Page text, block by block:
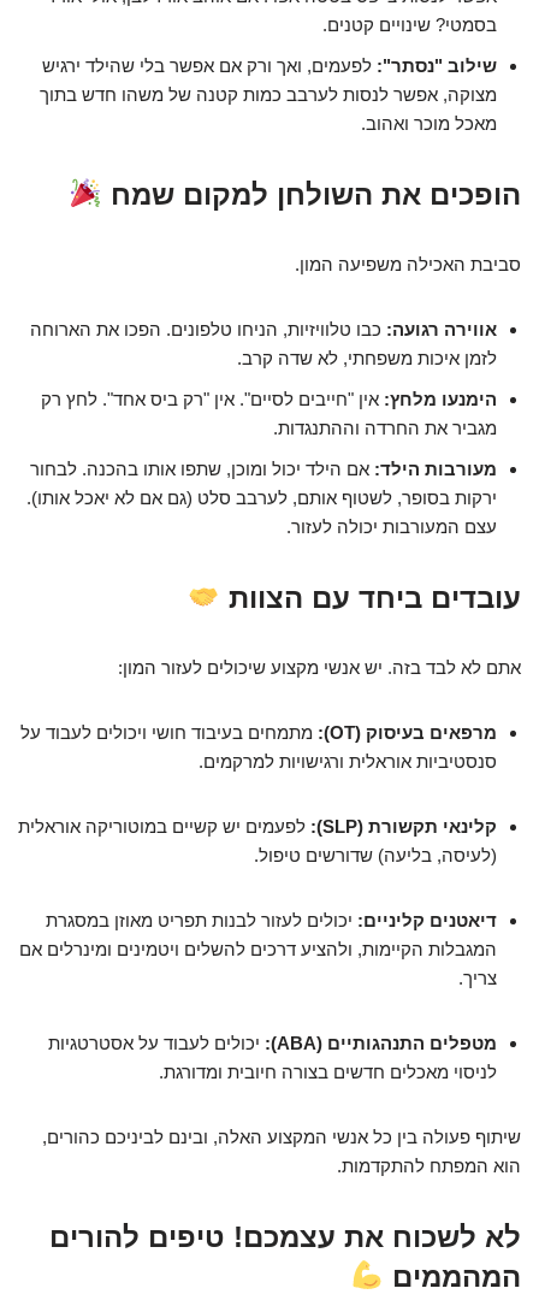
בסמטי? שינויים קטנים.
שילוב "נסתר": לפעמים, ואך ורק אם אפשר בלי שהילד ירגיש
מצוקה, אפשר לנסות לערבב כמות קטנה של משהו חדש בתוך
מאכל מוכר ואהוב.
הופכים את השולחן למקום שמח
סביבת האכילה משפיעה המון.
אווירה רגועה: כבו טלוויזיות, הניחו טלפונים. הפכו את הארוחה
לזמן איכות משפחתי, לא שדה קרב.
הימנעו מלחץ: אין "חייבים לסיים". אין "רק ביס אחד". לחץ רק
מגביר את החרדה וההתנגדות.
מעורבות הילד: אם הילד יכול ומוכן, שתפו אותו בהכנה. לבחור
ירקות בסופר, לשטוף אותם, לערבב סלט (גם אם לא יאכל אותו).
עצם המעורבות יכולה לעזור.
עובדים ביחד עם הצוות
אתם לא לבד בזה. יש אנשי מקצוע שיכולים לעזור המון:
מרפאים בעיסוק (OT):
מתמחים בעיבוד חושי ויכולים לעבוד על
סנסטיביות אוראלית ורגישויות למרקמים.
קלינאי תקשורת (SLP):
לפעמים יש קשיים במוטוריקה אוראלית
(לעיסה, בליעה) שדורשים טיפול.
דיאטנים קליניים: יכולים לעזור לבנות תפריט מאוזן במסגרת
המגבלות הקיימות, ולהציע דרכים להשלים ויטמינים ומינרלים אם
צריך.
מטפלים התנהגותיים (ABA):
יכולים לעבוד על אסטרטגיות
לניסוי מאכלים חדשים בצורה חיובית ומדורגת.
שיתוף פעולה בין כל אנשי המקצוע האלה, ובינם לביניכם כהורים,
הוא המפתח להתקדמות.
לא לשכוח את עצמכם! טיפים להורים
המהממים